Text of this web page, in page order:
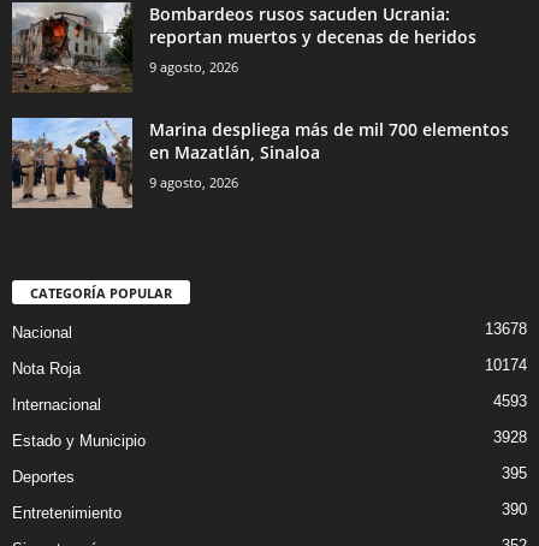
Bombardeos rusos sacuden Ucrania:
reportan muertos y decenas de heridos
9 agosto, 2026
Marina despliega más de mil 700 elementos
en Mazatlán, Sinaloa
9 agosto, 2026
CATEGORÍA POPULAR
Nacional 13678
Nota Roja 10174
Internacional 4593
Estado y Municipio 3928
Deportes 395
Entretenimiento 390